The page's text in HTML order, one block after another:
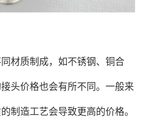
质制成，如不锈钢、铜合
头价格也会有所不同。一般来
制造工艺会导致更高的价格。